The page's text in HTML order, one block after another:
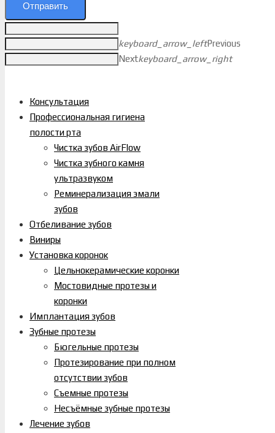
Отправить
keyboard_arrow_leftPrevious
Nextkeyboard_arrow_right
Консультация
Профессиональная гигиена
полости рта
Чистка зубов AirFlow
Чистка зубного камня
ультразвуком
Реминерализация эмали
зубов
Отбеливание зубов
Виниры
Установка коронок
Цельнокерамические коронки
Мостовидные протезы и
коронки
Имплантация зубов
Зубные протезы
Бюгельные протезы
Протезирование при полном
отсутствии зубов
Съемные протезы
Несъёмные зубные протезы
Лечение зубов